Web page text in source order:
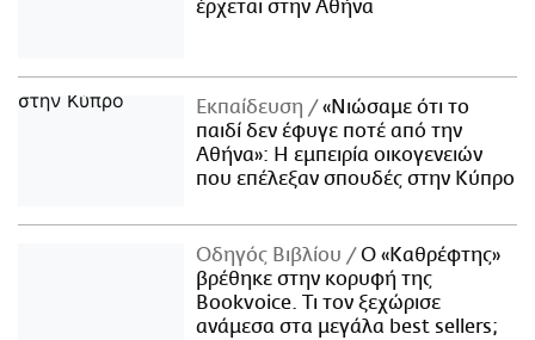
έρχεται στην Αθήνα
Εκπαίδευση
«Νιώσαμε ότι το
παιδί δεν έφυγε ποτέ από την
Αθήνα»: Η εμπειρία οικογενειών
που επέλεξαν σπουδές στην Κύπρο
Οδηγός Βιβλίου
Ο «Καθρέφτης»
βρέθηκε στην κορυφή της
Bookvoice. Τι τον ξεχώρισε
ανάμεσα στα μεγάλα best sellers;